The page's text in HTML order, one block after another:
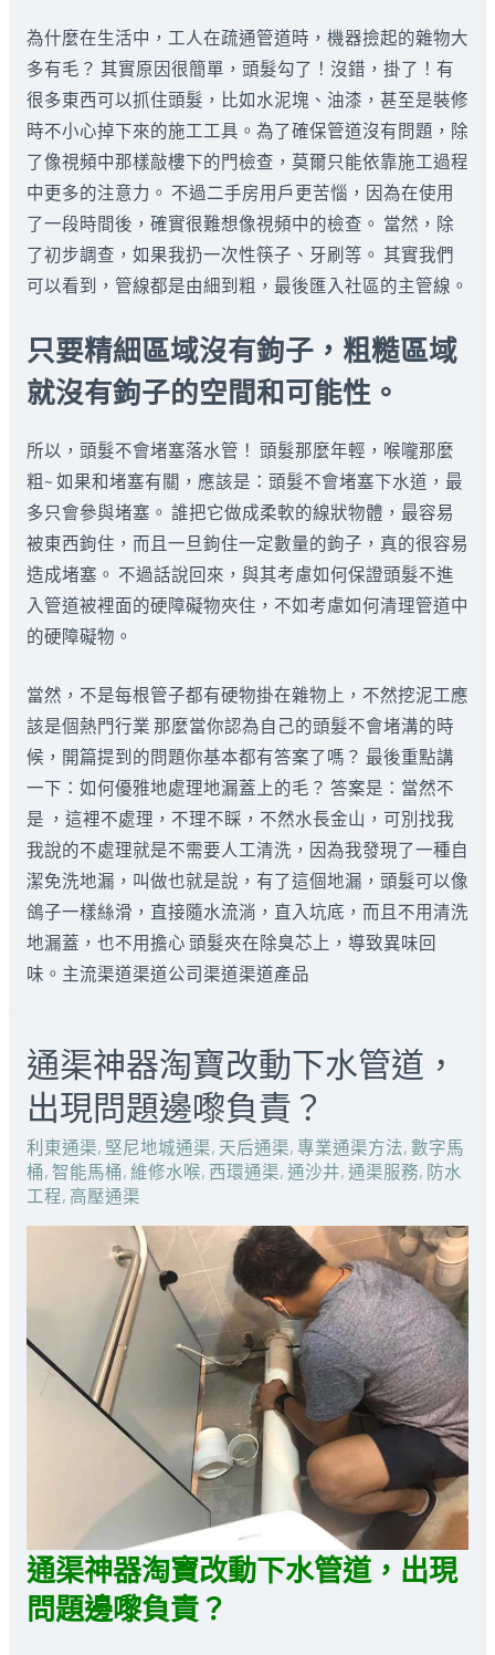
為什麼在生活中，工人在疏通管道時，機器撿起的雜物大
多有毛？ 其實原因很簡單，頭髮勾了！沒錯，掛了！有
很多東西可以抓住頭髮，比如水泥塊、油漆，甚至是裝修
時不小心掉下來的施工工具。為了確保管道沒有問題，除
了像視頻中那樣敲樓下的門檢查，莫爾只能依靠施工過程
中更多的注意力。 不過二手房用戶更苦惱，因為在使用
了一段時間後，確實很難想像視頻中的檢查。 當然，除
了初步調查，如果我扔一次性筷子、牙刷等。 其實我們
可以看到，管線都是由細到粗，最後匯入社區的主管線。
只要精細區域沒有鉤子，粗糙區域
就沒有鉤子的空間和可能性。
所以，頭髮不會堵塞落水管！ 頭髮那麼年輕，喉嚨那麼
粗~ 如果和堵塞有關，應該是：頭髮不會堵塞下水道，最
多只會參與堵塞。 誰把它做成柔軟的線狀物體，最容易
被東西鉤住，而且一旦鉤住一定數量的鉤子，真的很容易
造成堵塞。 不過話說回來，與其考慮如何保證頭髮不進
入管道被裡面的硬障礙物夾住，不如考慮如何清理管道中
的硬障礙物。
當然，不是每根管子都有硬物掛在雜物上，不然挖泥工應
該是個熱門行業 那麼當你認為自己的頭髮不會堵溝的時
候，開篇提到的問題你基本都有答案了嗎？ 最後重點講
一下：如何優雅地處理地漏蓋上的毛？ 答案是：當然不
是 ，這裡不處理，不理不睬，不然水長金山，可別找我
我說的不處理就是不需要人工清洗，因為我發現了一種自
潔免洗地漏，叫做也就是說，有了這個地漏，頭髮可以像
鴿子一樣絲滑，直接隨水流淌，直入坑底，而且不用清洗
地漏蓋，也不用擔心 頭髮夾在除臭芯上，導致異味回
味。主流渠道渠道公司渠道渠道產品
通渠神器淘寶改動下水管道，
出現問題邊嚟負責？
利東通渠, 堅尼地城通渠, 天后通渠, 專業通渠方法, 數字馬
桶, 智能馬桶, 維修水喉, 西環通渠, 通沙井, 通渠服務, 防水
工程, 高壓通渠
通渠神器淘寶改動下水管道，出現
問題邊嚟負責？